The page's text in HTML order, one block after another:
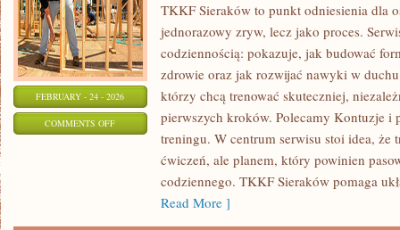
FEBRUARY - 24 - 2026
COMMENTS OFFON
PLANOWANIE
TKKF Sieraków to punkt odniesienia dla
jednorazowy zryw, lecz jako proces.
codziennością: pokazuje, jak budować
zdrowie oraz jak rozwijać nawyki w
którzy chcą trenować skuteczniej,
pierwszych kroków. Polecamy Kontuzje
treningu. W centrum serwisu stoi idea,
ćwiczeń, ale planem, który powinien
codziennego. TKKF Sieraków pomaga
Read More ]